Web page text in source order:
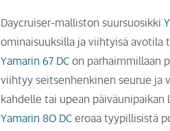
Daycruiser-malliston suursuosikki
ominaisuuksilla ja viihtyisä avotila
Yamarin 67 DC on parhaimmillaan
viihtyy seitsenhenkinen seurue ja
kahdelle tai upean päiväunipaikan
Yamarin 80 DCeroaa tyypillisistä